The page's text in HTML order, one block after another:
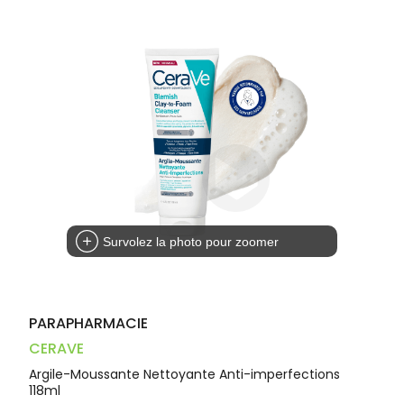
Survolez la photo pour zoomer
PARAPHARMACIE
CERAVE
Argile-Moussante Nettoyante Anti-imperfections
118ml